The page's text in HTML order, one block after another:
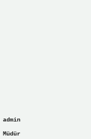
admin
Müdür